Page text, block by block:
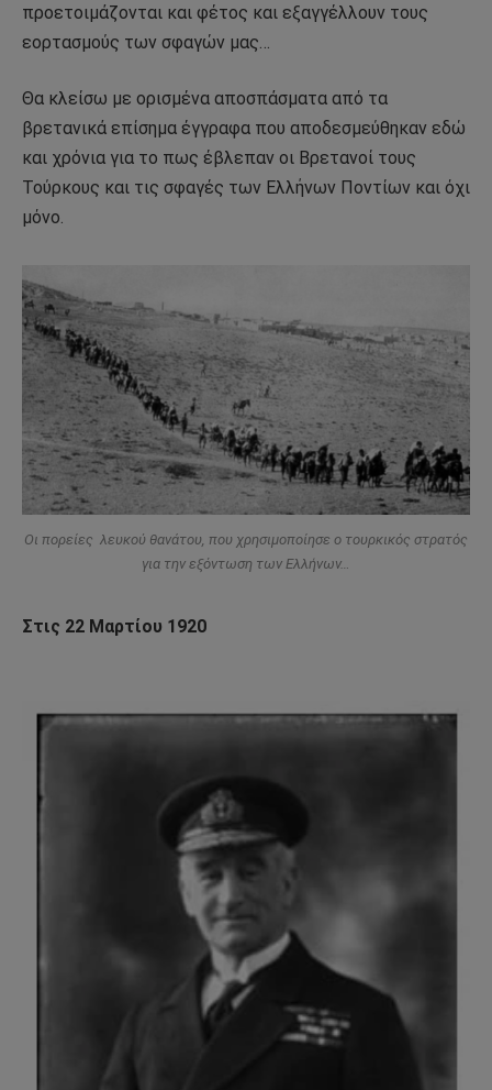
προετοιμάζονται και φέτος και εξαγγέλλουν τους
εορτασμούς των σφαγών μας…
Θα κλείσω με ορισμένα αποσπάσματα από τα
βρετανικά επίσημα έγγραφα που αποδεσμεύθηκαν εδώ
και χρόνια για το πως έβλεπαν οι Βρετανοί τους
Τούρκους και τις σφαγές των Ελλήνων Ποντίων και όχι
μόνο.
Οι πορείες λευκού θανάτου, που χρησιμοποίησε ο τουρκικός στρατός
για την εξόντωση των Ελλήνων…
Στις 22 Μαρτίου 1920